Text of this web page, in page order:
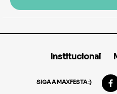
Institucional
SIGA A MAXFESTA :)